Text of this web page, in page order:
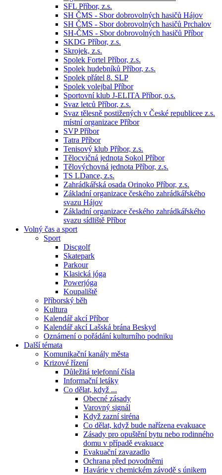
SFL Příbor, z.s.
SH ČMS - Sbor dobrovolných hasičů Hájov
SH ČMS - Sbor dobrovolných hasičů Prchalov
SH-ČMS - Sbor dobrovolných hasičů Příbor
SKDG Příbor, z.s.
Skrojek, z.s.
Spolek Fortel Příbor, z.s.
Spolek hudebníků Příbor, z.s.
Spolek přátel 8. SLP
Spolek volejbal Příbor
Sportovní klub J-ELITA Příbor, o.s.
Svaz letců Příbor, z.s.
Svaz tělesně postižených v České republicee z.s.
místní organizace Příbor
SVP Příbor
Tatra Příbor
Tenisový klub Příbor, z.s.
Tělocvičná jednota Sokol Příbor
Tělovýchovná jednota Příbor, z.s.
TS LDance, z.s.
Zahrádkářská osada Orinoko Příbor, z.s.
Základní organizace českého zahrádkářského
svazu Hájov
Základní organizace českého zahrádkářského
svazu sídliště Příbor
Volný čas a sport
Sport
Discgolf
Skatepark
Parkour
Klasická jóga
Powerjóga
Koupaliště
Příborský běh
Kultura
Kalendář akcí Příbor
Kalendář akcí Lašská brána Beskyd
Oznámení o pořádání kulturního podniku
Další témata
Komunikační kanály města
Krizové řízení
Důležitá telefonní čísla
Informační letáky
Co dělat, když ...
Obecné zásady
Varovný signál
Když zazní siréna
Co dělat, když bude nařízena evakuace
Zásady pro opuštění bytu nebo rodinného
domu v případě evakuace
Evakuační zavazadlo
Ochrana před povodněmi
Havárie v chemickém závodě s únikem